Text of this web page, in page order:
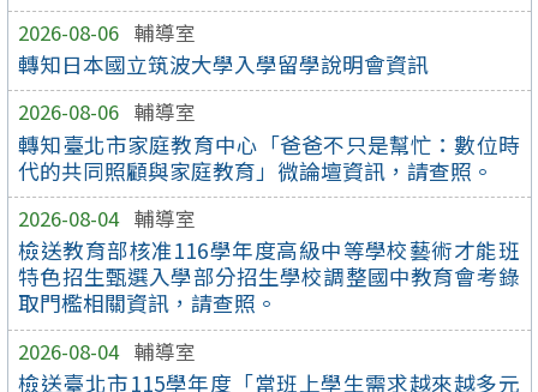
2026-08-06 輔導室
轉知日本國立筑波大學入學留學說明會資訊
2026-08-06 輔導室
轉知臺北市家庭教育中心「爸爸不只是幫忙：數位時
代的共同照顧與家庭教育」微論壇資訊，請查照。
2026-08-04 輔導室
檢送教育部核准116學年度高級中等學校藝術才能班
特色招生甄選入學部分招生學校調整國中教育會考錄
取門檻相關資訊，請查照。
2026-08-04 輔導室
檢送臺北市115學年度「當班上學生需求越來越多元